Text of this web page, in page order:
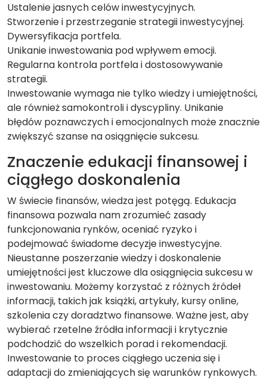
Ustalenie jasnych celów inwestycyjnych.
Stworzenie i przestrzeganie strategii inwestycyjnej.
Dywersyfikacja portfela.
Unikanie inwestowania pod wpływem emocji.
Regularna kontrola portfela i dostosowywanie
strategii.
Inwestowanie wymaga nie tylko wiedzy i umiejętności,
ale również samokontroli i dyscypliny. Unikanie
błędów poznawczych i emocjonalnych może znacznie
zwiększyć szanse na osiągnięcie sukcesu.
Znaczenie edukacji finansowej i
ciągłego doskonalenia
W świecie finansów, wiedza jest potęgą. Edukacja
finansowa pozwala nam zrozumieć zasady
funkcjonowania rynków, oceniać ryzyko i
podejmować świadome decyzje inwestycyjne.
Nieustanne poszerzanie wiedzy i doskonalenie
umiejętności jest kluczowe dla osiągnięcia sukcesu w
inwestowaniu. Możemy korzystać z różnych źródeł
informacji, takich jak książki, artykuły, kursy online,
szkolenia czy doradztwo finansowe. Ważne jest, aby
wybierać rzetelne źródła informacji i krytycznie
podchodzić do wszelkich porad i rekomendacji.
Inwestowanie to proces ciągłego uczenia się i
adaptacji do zmieniających się warunków rynkowych.